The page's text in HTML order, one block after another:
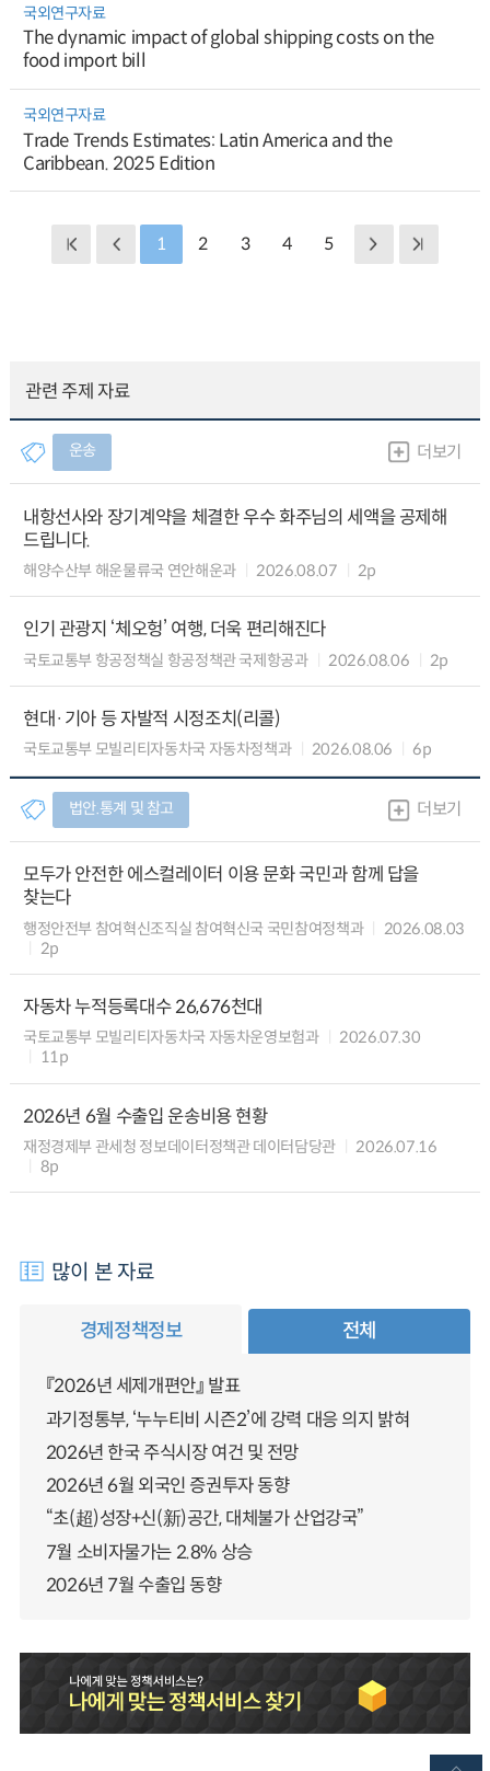
국외연구자료
The dynamic impact of global shipping costs on the
food import bill
국외연구자료
Trade Trends Estimates: Latin America and the
Caribbean. 2025 Edition
1 2 3 4 5
관련 주제 자료
운송 더보기
내항선사와 장기계약을 체결한 우수 화주님의 세액을 공제해
드립니다.
해양수산부 해운물류국 연안해운과 2026.08.07 2p
인기 관광지 ‘체오헝’ 여행, 더욱 편리해진다
국토교통부 항공정책실 항공정책관 국제항공과 2026.08.06 2p
현대·기아 등 자발적 시정조치(리콜)
국토교통부 모빌리티자동차국 자동차정책과 2026.08.06 6p
법안.통계 및 참고 더보기
모두가 안전한 에스컬레이터 이용 문화 국민과 함께 답을
찾는다
행정안전부 참여혁신조직실 참여혁신국 국민참여정책과
2026.08.03
2p
자동차 누적등록대수 26,676천대
국토교통부 모빌리티자동차국 자동차운영보험과
2026.07.30
11p
2026년 6월 수출입 운송비용 현황
재정경제부 관세청 정보데이터정책관 데이터담당관
2026.07.16
8p
많이 본 자료
경제정책정보 전체
『2026년 세제개편안』 발표
과기정통부, ‘누누티비 시즌2’에 강력 대응 의지 밝혀
2026년 한국 주식시장 여건 및 전망
2026년 6월 외국인 증권투자 동향
“초(超)성장+신(新)공간, 대체불가 산업강국”
7월 소비자물가는 2.8% 상승
2026년 7월 수출입 동향